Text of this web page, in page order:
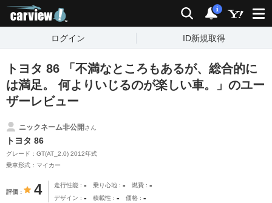
検索 通知
i
ログイン ID新規取得
トヨタ 86 「不満なところもあるが、総合的に
は満足。 何よりいじるのが楽しい車。」のユー
ザーレビュー
ニックネーム非公開さん
トヨタ 86
グレード：GT(AT_2.0) 2012年式
乗車形式：マイカー
評価 4 走行性能 - 乗り心地 - 燃費 -
デザイン - 積載性 - 価格 -